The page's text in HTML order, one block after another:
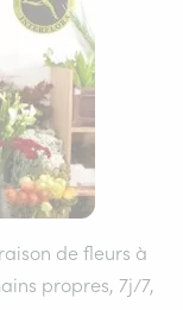
de fleurs à
propres, 7j/7,